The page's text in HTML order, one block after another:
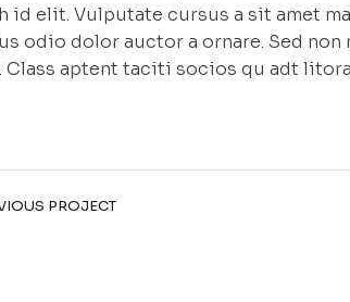
id elit. Vulputate cursus a sit amet
odio dolor auctor a ornare. Sed
Class aptent taciti socios qu adt
PROJECT